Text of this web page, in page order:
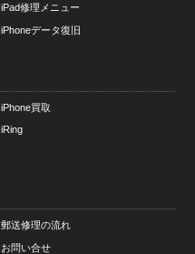
iPad修理メニュー
iPhoneデータ復旧
iPhone買取
iRing
郵送修理の流れ
お問い合せ